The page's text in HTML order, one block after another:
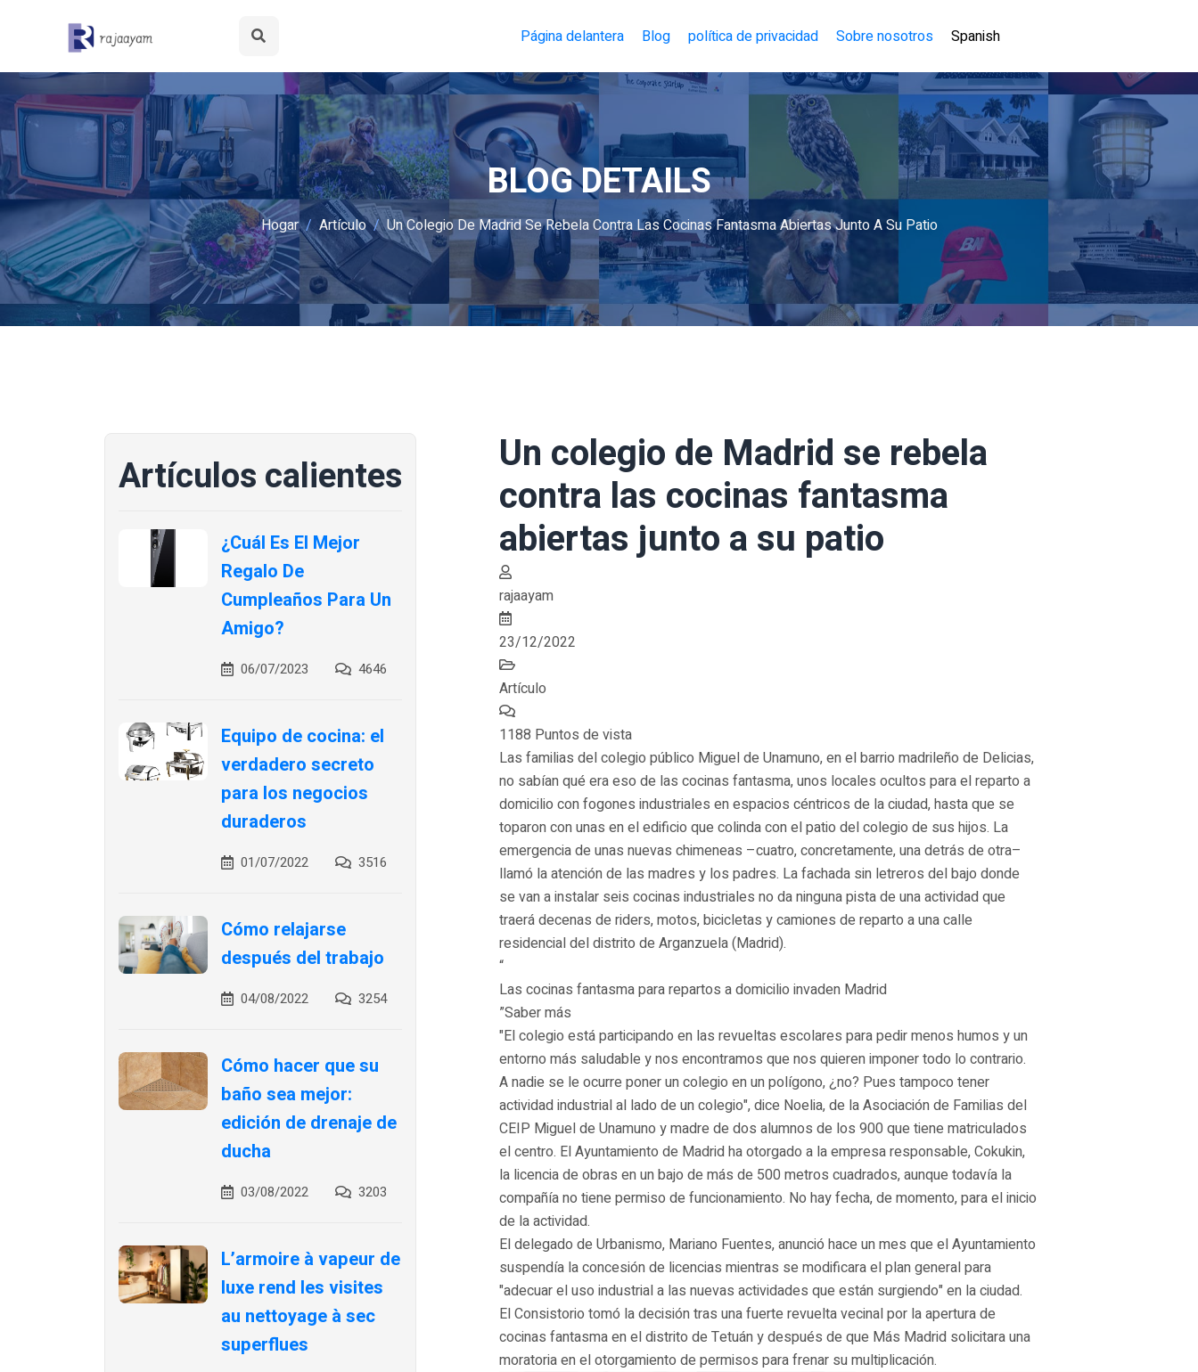
Página delantera Blog política de privacidad Sobre nosotros Spanish
BLOG DETAILS
Hogar Artículo Un Colegio De Madrid Se Rebela Contra Las Cocinas Fantasma Abiertas Junto A Su Patio
Artículos calientes
¿Cuál Es El Mejor
Regalo De
Cumpleaños Para Un
Amigo?
06/07/2023 4646
Equipo de cocina: el
verdadero secreto
para los negocios
duraderos
01/07/2022 3516
Cómo relajarse
después del trabajo
04/08/2022 3254
Cómo hacer que su
baño sea mejor:
edición de drenaje de
ducha
03/08/2022 3203
L’armoire à vapeur de
luxe rend les visites
au nettoyage à sec
superflues
Un colegio de Madrid se rebela
contra las cocinas fantasma
abiertas junto a su patio
rajaayam
23/12/2022
Artículo
1188 Puntos de vista
Las familias del colegio público Miguel de Unamuno, en el barrio madrileño de Delicias,
no sabían qué era eso de las cocinas fantasma, unos locales ocultos para el reparto a
domicilio con fogones industriales en espacios céntricos de la ciudad, hasta que se
toparon con unas en el edificio que colinda con el patio del colegio de sus hijos. La
emergencia de unas nuevas chimeneas –cuatro, concretamente, una detrás de otra–
llamó la atención de las madres y los padres. La fachada sin letreros del bajo donde
se van a instalar seis cocinas industriales no da ninguna pista de una actividad que
traerá decenas de riders, motos, bicicletas y camiones de reparto a una calle
residencial del distrito de Arganzuela (Madrid).
Las cocinas fantasma para repartos a domicilio invaden Madrid
Saber más
"El colegio está participando en las revueltas escolares para pedir menos humos y un
entorno más saludable y nos encontramos que nos quieren imponer todo lo contrario.
A nadie se le ocurre poner un colegio en un polígono, ¿no? Pues tampoco tener
actividad industrial al lado de un colegio", dice Noelia, de la Asociación de Familias del
CEIP Miguel de Unamuno y madre de dos alumnos de los 900 que tiene matriculados
el centro. El Ayuntamiento de Madrid ha otorgado a la empresa responsable, Cokukin,
la licencia de obras en un bajo de más de 500 metros cuadrados, aunque todavía la
compañía no tiene permiso de funcionamiento. No hay fecha, de momento, para el inicio
de la actividad.
El delegado de Urbanismo, Mariano Fuentes, anunció hace un mes que el Ayuntamiento
suspendía la concesión de licencias mientras se modificara el plan general para
"adecuar el uso industrial a las nuevas actividades que están surgiendo" en la ciudad.
El Consistorio tomó la decisión tras una fuerte revuelta vecinal por la apertura de
cocinas fantasma en el distrito de Tetuán y después de que Más Madrid solicitara una
moratoria en el otorgamiento de permisos para frenar su multiplicación.